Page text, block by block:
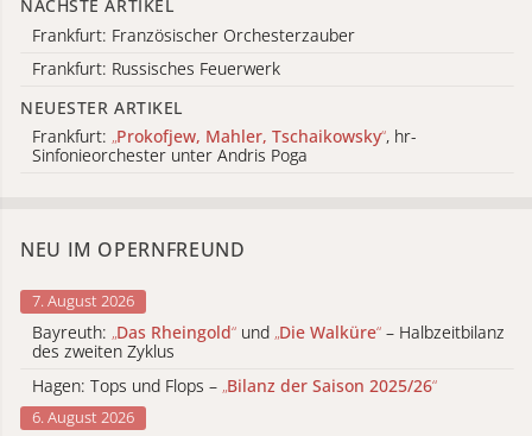
NÄCHSTE ARTIKEL
Frankfurt: Französischer Orchesterzauber
Frankfurt: Russisches Feuerwerk
NEUESTER ARTIKEL
Frankfurt: „Prokofjew, Mahler, Tschaikowsky“, hr-
Sinfonieorchester unter Andris Poga
NEU IM OPERNFREUND
7. August 2026
Bayreuth: „Das Rheingold“ und „Die Walküre“ – Halbzeitbilanz
des zweiten Zyklus
Hagen: Tops und Flops – „Bilanz der Saison 2025/26“
6. August 2026